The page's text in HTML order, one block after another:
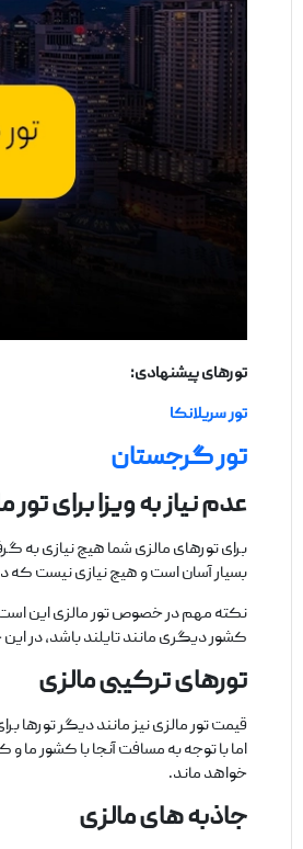
تورهای پیشنهادی:
تور سریلانکا
تور گرجستان
عدم نیاز به ویزا برای تور
بسیار آسان است و هیچ نیازی نیست که
نکته مهم در خصوص تور مالزی این است
کشور دیگری مانند تایلند باشد، در
تورهای ترکیبی مالزی
قیمت تور مالزی نیز مانند دیگر
اما با توجه به مسافت آنجا با کشور ما
خواهد ماند.
جاذبه‌ های مالزی